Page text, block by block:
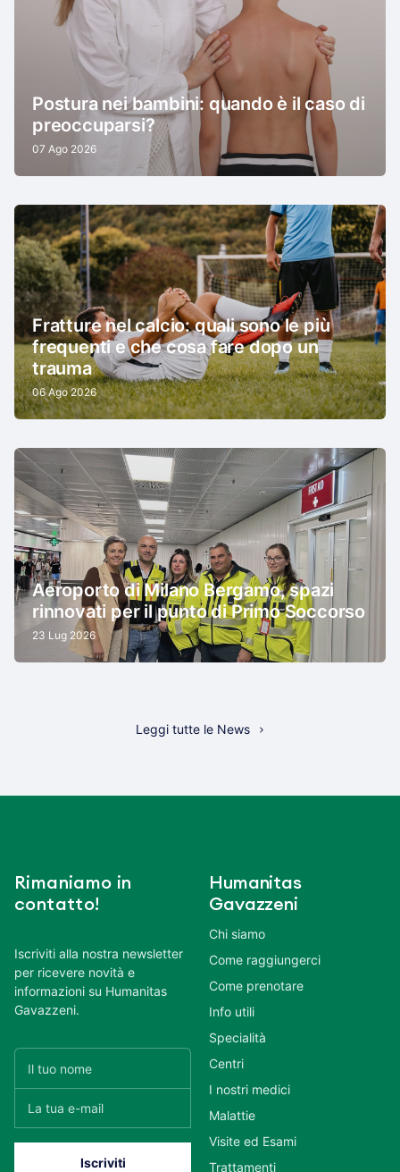
Postura nei bambini: quando è il caso di
preoccuparsi?
07 Ago 2026
Fratture nel calcio: quali sono le più
frequenti e che cosa fare dopo un
trauma
06 Ago 2026
Aeroporto di Milano Bergamo, spazi
rinnovati per il punto di Primo Soccorso
23 Lug 2026
Leggi tutte le News
Rimaniamo in
contatto!
Iscriviti alla nostra newsletter
per ricevere novità e
informazioni su Humanitas
Gavazzeni.
Humanitas
Gavazzeni
Chi siamo
Come raggiungerci
Come prenotare
Info utili
Specialità
Centri
I nostri medici
Malattie
Visite ed Esami
Trattamenti